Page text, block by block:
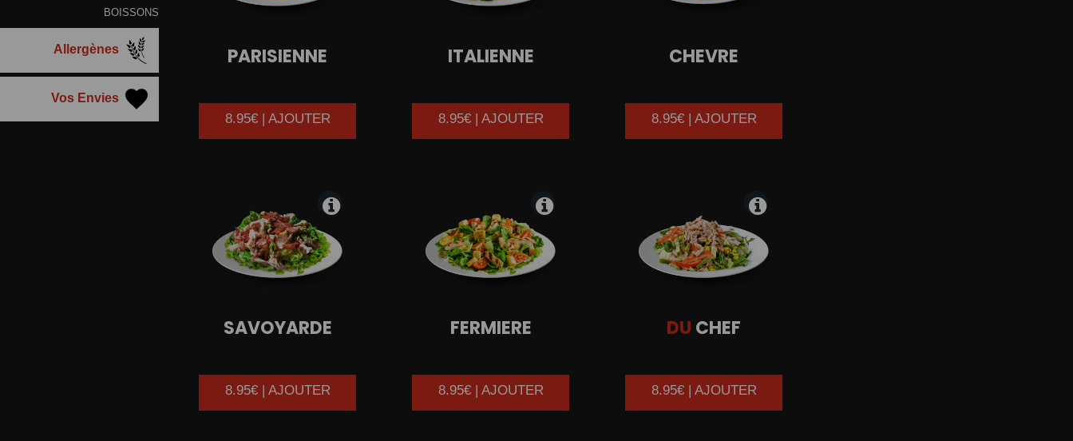
BOISSONS
Allergènes
Vos Envies
PARISIENNE
8.95€ | AJOUTER
ITALIENNE
8.95€ | AJOUTER
CHEVRE
8.95€ | AJOUTER
SAVOYARDE
8.95€ | AJOUTER
FERMIERE
8.95€ | AJOUTER
DU CHEF
8.95€ | AJOUTER